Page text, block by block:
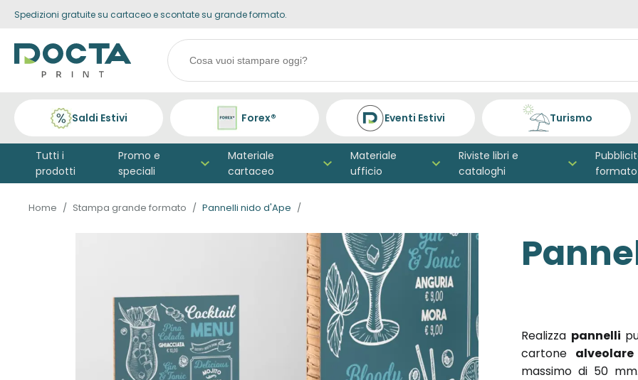
Skip to
Spedizioni gratuite su cartaceo e scontate su grande formato.
Search
products
Saldi Estivi Forex® Eventi Estivi Turismo
Tutti i
prodotti
Promo e
speciali
Materiale
cartaceo
Materiale
ufficio
Riviste libri e
cataloghi
formato
Home Stampa grande formato Pannelli nido d'Ape
Realizza pannelli
cartone alveolare
massimo di 50